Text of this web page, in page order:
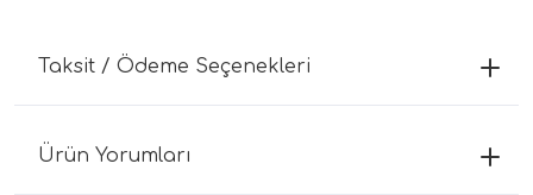
Taksit / Ödeme Seçenekleri
Ürün Yorumları